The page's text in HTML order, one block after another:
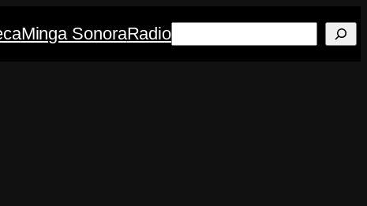
Minga SonoraRadioBuscar